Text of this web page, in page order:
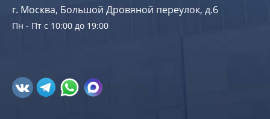
г. Москва, Большой Дровяной переулок, д.6
Пн - Пт с 10:00 до 19:00